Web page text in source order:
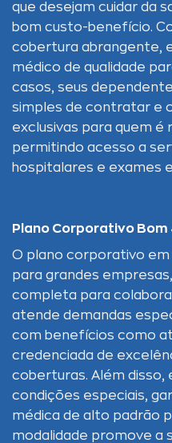
que desejam cuidar da
bom custo-benefício.
cobertura abrangente,
médico de qualidade
casos, seus
simples de contratar e
exclusivas para quem é
permitindo acesso a
hospitalares e exames
Plano Corporativo Bom
O plano corporativo em
para grandes
completa para
atende demandas
com benefícios como
credenciada de
coberturas. Além
condições especiais,
médica de alto padrão
modalidade promove a